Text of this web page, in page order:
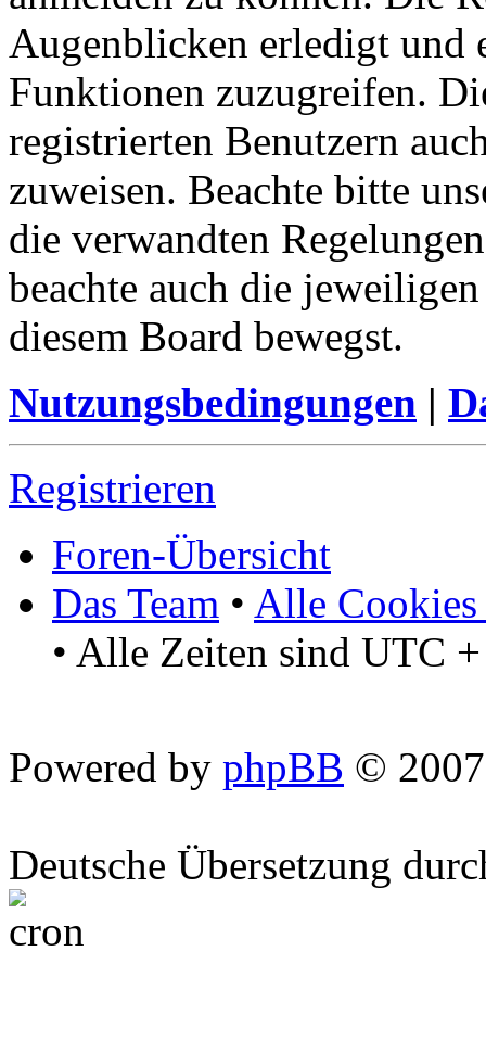
Augenblicken erledigt und
Funktionen zuzugreifen.
registrierten Benutzern
zuweisen. Beachte bitte
die verwandten
beachte auch die
diesem Board bewegst.
Nutzungsbedingungen |
Registrieren
Foren-Übersicht
Das Team • Alle Cookies
• Alle Zeiten sind UTC
Powered by phpBB ©
Deutsche Übersetzung